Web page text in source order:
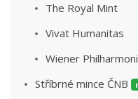
The Royal Mint
Vivat Humanitas
Wiener
Stříbrné mince ČNB